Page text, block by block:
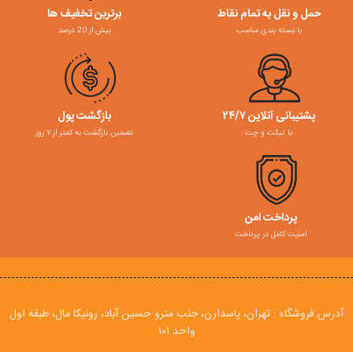
حمل و نقل به تمام نقاط
با بسته بندی مناسب
برترین تخفیف ها
بیش از 20 درصد
پشتیبانی آنلاین ۲۴/۷
با تیکت و چت
بازگشت پول
تضمین بازگشت به کمتر از ۷ روز
پرداخت امن
امنیت کامل در پرداخت
آدرس فروشگاه : تهران، پاسدارن، جنب مترو حسین آباد، رونیکا مال، طبقه اول
واحد ۱۰۱